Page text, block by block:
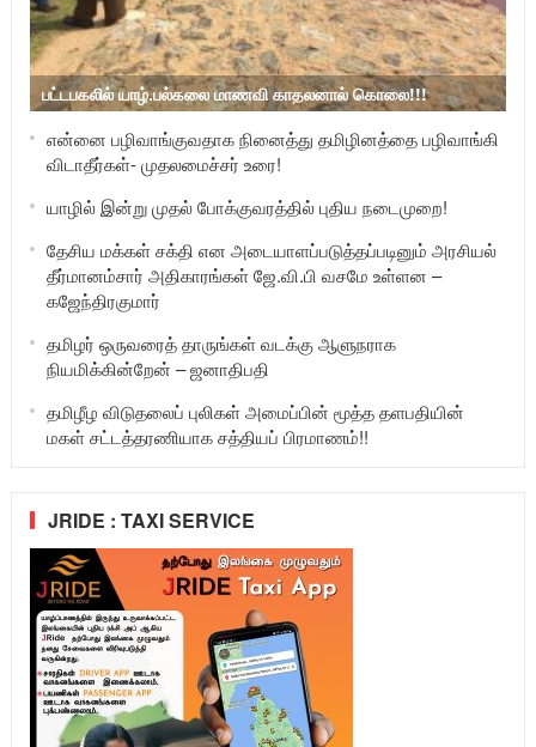
பட்டபகலில் யாழ்.பல்கலை மாணவி காதலனால் கொலை!!!
என்னை பழிவாங்குவதாக நினைத்து தமிழினத்தை பழிவாங்கி
விடாதீர்கள்- முதலமைச்சர் உரை!
யாழில் இன்று முதல் போக்குவரத்தில் புதிய நடைமுறை!
தேசிய மக்கள் சக்தி என அடையாளப்படுத்தப்படினும் அரசியல்
தீர்மானம்சார் அதிகாரங்கள் ஜே.வி.பி வசமே உள்ளன –
கஜேந்திரகுமார்
தமிழர் ஒருவரைத் தாருங்கள் வடக்கு ஆளுநராக
நியமிக்கின்றேன் – ஜனாதிபதி
தமிழீழ விடுதலைப் புலிகள் அமைப்பின் மூத்த தளபதியின்
மகள் சட்டத்தரணியாக சத்தியப் பிரமாணம்!!
JRIDE : TAXI SERVICE